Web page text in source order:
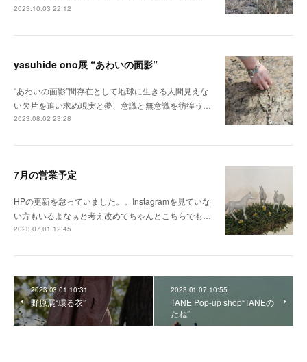
2023.10.03 22:12
yasuhide ono展 “あわいの面影”
“あわいの面影”間存在として地球に生きる人間見えな
い欠片を追い求め現実と夢、意識と無意識を彷徨う…
2023.08.02 23:28
7月の営業予定
HPの更新を怠っていました。。Instagramを見ていな
い方もいるよなぁと考え改めてちゃんとこちらでも…
2023.07.01 12:45
2023.03.01 10:31
野原展“環る衣”
2023.01.07 10:55
TANE Pop-up shop“TANEの
たね”